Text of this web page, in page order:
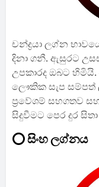
චන්ද්‍රයා ලග්න
දිනා ගනී. ඇසුරට
උපකාරද ඔබට
ලෞකික සැප සම්පත්
ප්‍රවේශම් සහගතව
සිදුවීමට පෙර දුර
⭕ සිංහ ලග්නය